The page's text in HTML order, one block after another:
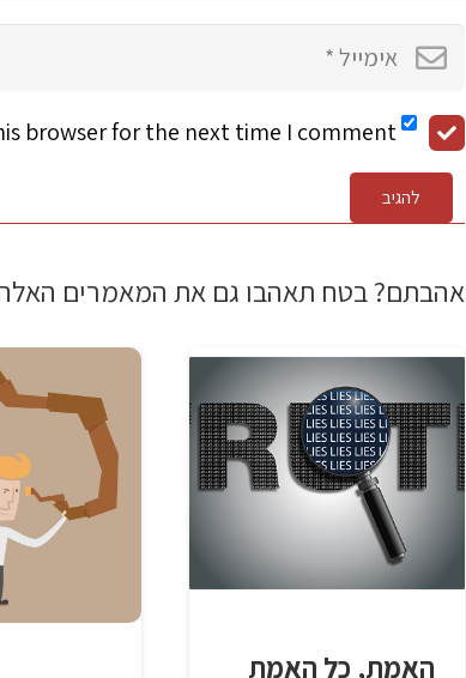
browser for the next time I comment.
להגיב
אהבתם? בטח תאהבו גם את המאמרים
האמת, כל האמת